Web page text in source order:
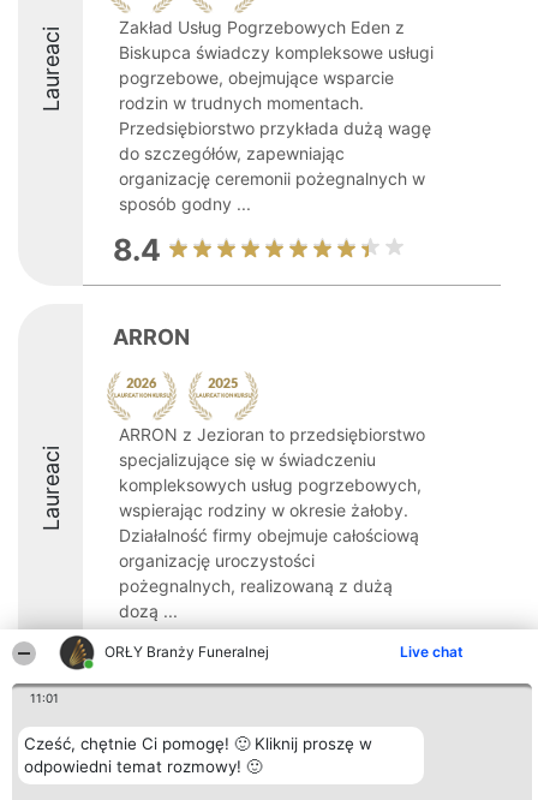
ORŁY Branży Funeralnej Live chat
11:01
Cześć, chętnie Ci pomogę! 🙂 Kliknij proszę w
odpowiedni temat rozmowy! 🙂
Laureaci
Zakład Usług Pogrzebowych Eden z
Biskupca świadczy kompleksowe usługi
pogrzebowe, obejmujące wsparcie
rodzin w trudnych momentach.
Przedsiębiorstwo przykłada dużą wagę
do szczegółów, zapewniając
organizację ceremonii pożegnalnych w
sposób godny ...
8.4
Laureaci
ARRON
ARRON z Jezioran to przedsiębiorstwo
specjalizujące się w świadczeniu
kompleksowych usług pogrzebowych,
wspierając rodziny w okresie żałoby.
Działalność firmy obejmuje całościową
organizację uroczystości
pożegnalnych, realizowaną z dużą
dozą ...
8.6
Organizator plebiscytu
Bright Side Solutions sp. z o.
o. sp. k.
Plebiscyt
Laureaci
Lista
Kontakt